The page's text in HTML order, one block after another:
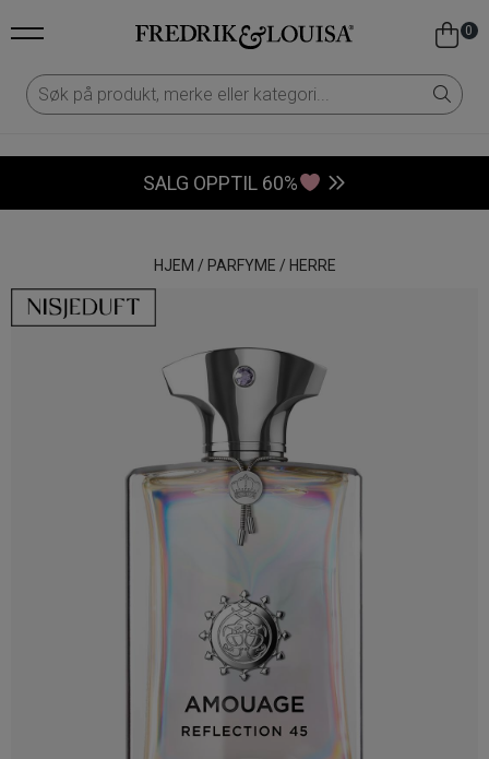
0
SALG OPPTIL 60%
HJEM / PARFYME / HERRE